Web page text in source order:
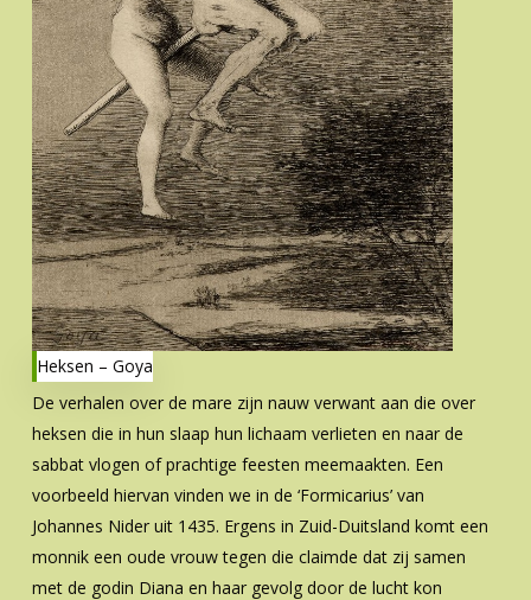
Heksen – Goya
De verhalen over de mare zijn nauw verwant aan die over
heksen die in hun slaap hun lichaam verlieten en naar de
sabbat vlogen of prachtige feesten meemaakten. Een
voorbeeld hiervan vinden we in de ‘Formicarius’ van
Johannes Nider uit 1435. Ergens in Zuid-Duitsland komt een
monnik een oude vrouw tegen die claimde dat zij samen
met de godin Diana en haar gevolg door de lucht kon